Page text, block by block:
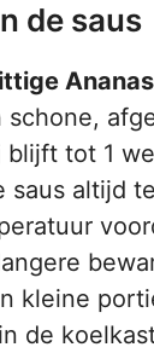
de saus
schone,
blijft tot 1
saus altijd
kleine
de